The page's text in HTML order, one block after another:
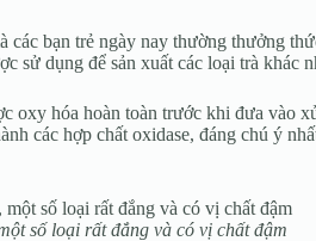
bạn trẻ ngày nay thường thưởng
sử dụng để sản xuất các loại trà khác
oxy hóa hoàn toàn trước khi đưa vào
các hợp chất oxidase, đáng chú ý
số loại rất đắng và có vị chất đậm